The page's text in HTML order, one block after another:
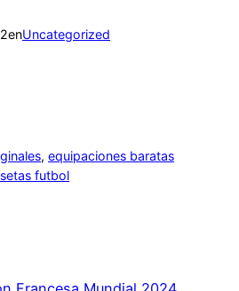
enUncategorized
, equipaciones baratas
futbol